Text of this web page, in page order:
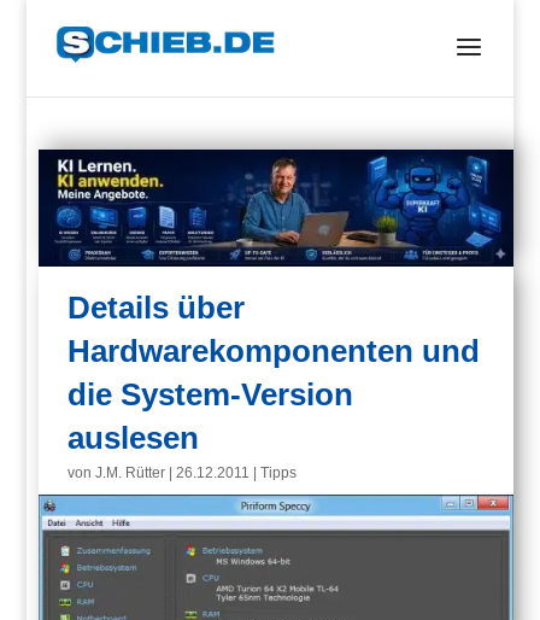
Details über
Hardwarekomponenten und
die System-Version
auslesen
vonJ.M. Rütter |26.12.2011 |Tipps